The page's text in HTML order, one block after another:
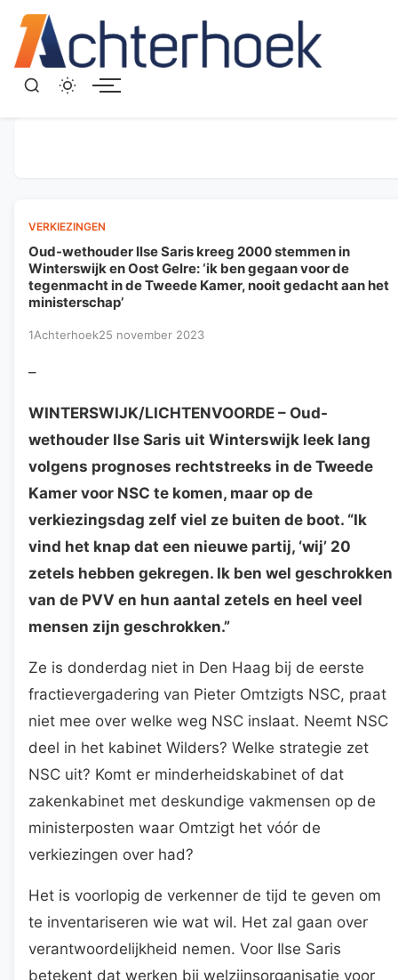
VERKIEZINGEN
Oud-wethouder Ilse Saris kreeg 2000 stemmen in
Winterswijk en Oost Gelre: ‘ik ben gegaan voor de
tegenmacht in de Tweede Kamer, nooit gedacht aan het
ministerschap’
1Achterhoek25 november 2023
–
WINTERSWIJK/LICHTENVOORDE – Oud-
wethouder Ilse Saris uit Winterswijk leek lang
volgens prognoses rechtstreeks in de Tweede
Kamer voor NSC te komen, maar op de
verkiezingsdag zelf viel ze buiten de boot. “Ik
vind het knap dat een nieuwe partij, ‘wij’ 20
zetels hebben gekregen. Ik ben wel geschrokken
van de PVV en hun aantal zetels en heel veel
mensen zijn geschrokken.”
Ze is donderdag niet in Den Haag bij de eerste
fractievergadering van Pieter Omtzigts NSC, praat
niet mee over welke weg NSC inslaat. Neemt NSC
deel in het kabinet Wilders? Welke strategie zet
NSC uit? Komt er minderheidskabinet of dat
zakenkabinet met deskundige vakmensen op de
ministerposten waar Omtzigt het vóór de
verkiezingen over had?
Het is voorlopig de verkenner de tijd te geven om
te inventariseren wie wat wil. Het zal gaan over
verantwoordelijkheid nemen. Voor Ilse Saris
betekent dat werken bij welzijnsorganisatie voor